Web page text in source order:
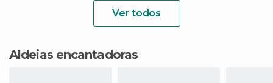
Ver todos
Aldeias encantadoras